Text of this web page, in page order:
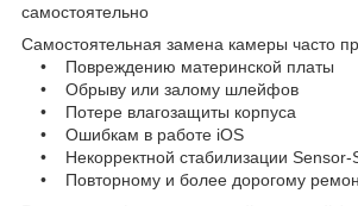
самостоятельно
Самостоятельная замена камеры часто
• Повреждению материнской платы
• Обрыву или залому шлейфов
• Потере влагозащиты корпуса
• Ошибкам в работе iOS
• Некорректной стабилизации Sensor-
• Повторному и более дорогому